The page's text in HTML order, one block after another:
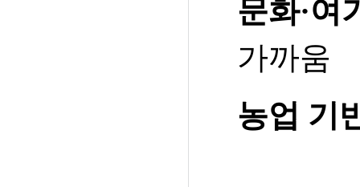
문화·여
가까움
농업 기